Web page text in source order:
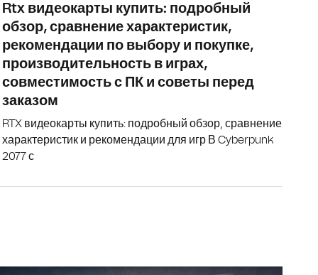
Rtx видеокарты купить: подробный
обзор, сравнение характеристик,
рекомендации по выбору и покупке,
производительность в играх,
совместимость с ПК и советы перед
заказом
RTX видеокарты купить: подробный обзор, сравнение
характеристик и рекомендации для игр В Cyberpunk
2077 с